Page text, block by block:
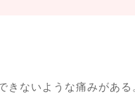
ないような痛みがある